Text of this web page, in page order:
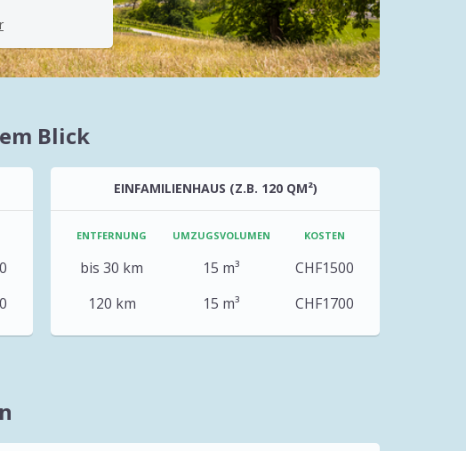
Blick
EINFAMILIENHAUS (Z.B. 120 QM²)
ENTFERNUNG UMZUGSVOLUMEN KOSTEN
bis 30 km 15 m³
CHF1500
120 km
15 m³ CHF1700